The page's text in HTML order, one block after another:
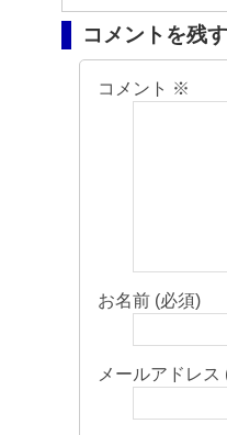
コメントを残す
コメント ※
お名前 (必須)
メールアドレ